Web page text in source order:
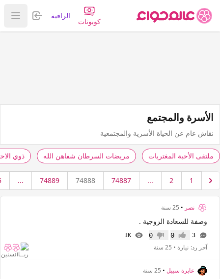
كوبونات
الراقية تسجيل
عرض
الأسرة والمجتمع
نقاش عام عن الحياة الأسرية والمجتمعية
ملتقى الأحبة المغتربات مريضات السرطان شفاهن الله ذوي
1
2
...
74887
74888
74889
...
نصر • 25 سنة
وصفة للسعادة الزوجية .
3 إعجاب0 عدم إعجاب
0
1K
آخر رد: نيارة • 25 سنة
عابرة سبيل • 25 سنة